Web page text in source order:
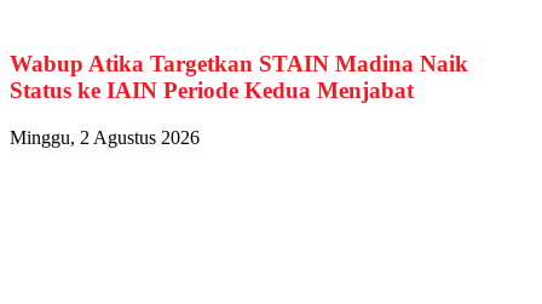
Wabup Atika Targetkan STAIN Madina Naik
Status ke IAIN Periode Kedua Menjabat
Minggu, 2 Agustus 2026